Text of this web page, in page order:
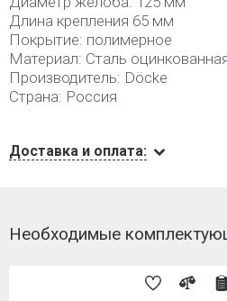
Длина крепления 65 мм
Покрытие: полимерное
Материал: Сталь
Производитель: Döcke
Страна: Россия
Доставка и оплата:
Необходимые